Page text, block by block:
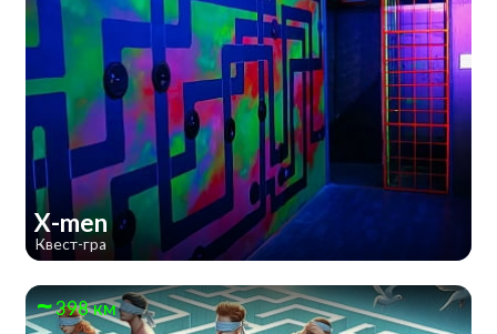
X-men
Квест-гра
398 км